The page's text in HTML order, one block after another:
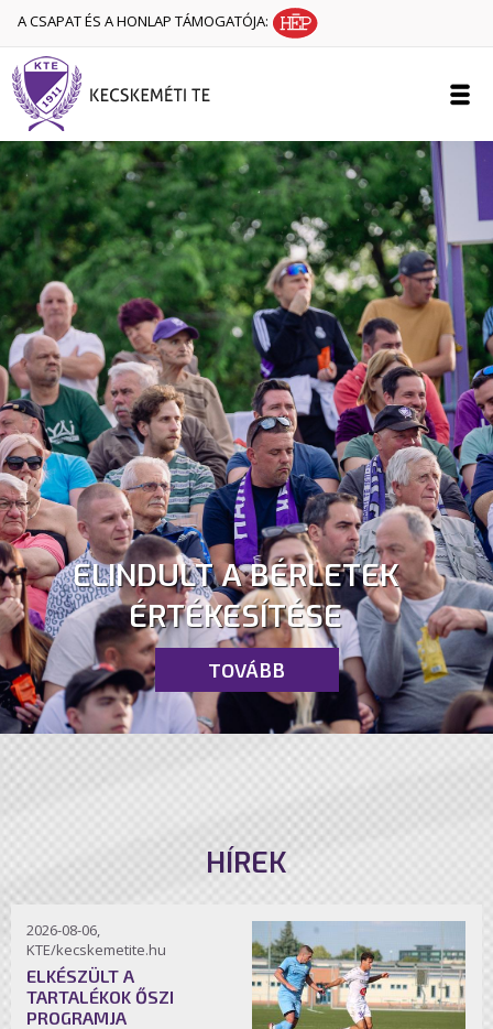
A CSAPAT ÉS A HONLAP TÁMOGATÓJA:
ELINDULT A BÉRLETEK
ÉRTÉKESÍTÉSE
TOVÁBB
HÍREK
2026-08-06,
KTE/kecskemetite.hu
ELKÉSZÜLT A
TARTALÉKOK ŐSZI
PROGRAMJA